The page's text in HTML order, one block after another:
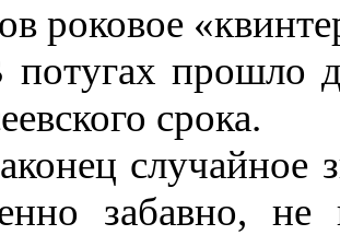
роковое
прошло
срока.
случайное
забавно,